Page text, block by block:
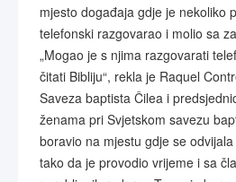
mjesto događaja gdje je nekoliko
telefonski razgovarao i molio sa
„Mogao je s njima razgovarati
čitati Bibliju“, rekla je Raquel
Saveza baptista Čilea i
ženama pri Svjetskom savezu
boravio na mjestu gdje se
tako da je provodio vrijeme i sa